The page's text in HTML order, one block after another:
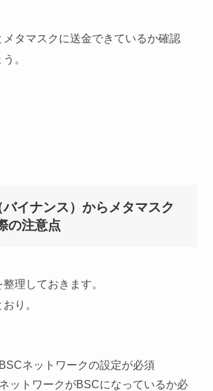
タマスクに送金できているか確認
。
イナンス）からメタマスク
の注意点
理しておきます。
り。
ネットワークの設定が必須
ットワークがBSCになっているか必